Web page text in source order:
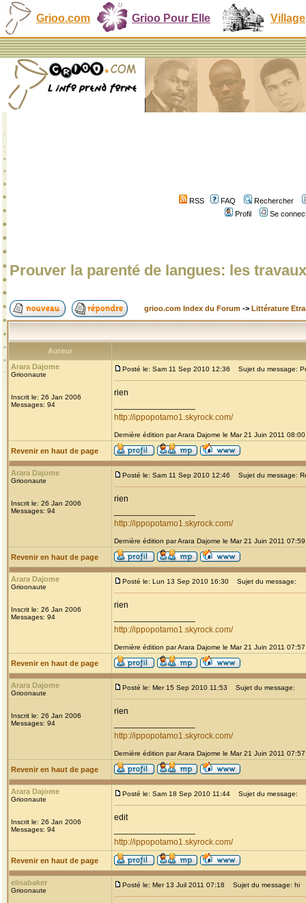
Grioo.com Grioo Pour Elle Village
RSS FAQ
Rechercher
Profil
Se
Prouver la parenté de langues: les
grioo.com Index du Forum -> Littérature
Auteur
Arara Dajome
Grioonaute
Inscrit le: 26 Jan 2006
Messages: 94
Posté le: Sam 11 Sep 2010 12:36 Sujet du message:
rien
http://ippopotamo1.skyrock.com/
Dernière édition par Arara Dajome le Mar 21 Juin 2011
Revenir en haut de page
Arara Dajome
Grioonaute
Inscrit le: 26 Jan 2006
Messages: 94
Posté le: Sam 11 Sep 2010 12:46 Sujet du message:
rien
http://ippopotamo1.skyrock.com/
Dernière édition par Arara Dajome le Mar 21 Juin 2011
Revenir en haut de page
Arara Dajome
Grioonaute
Inscrit le: 26 Jan 2006
Messages: 94
Posté le: Lun 13 Sep 2010 16:30 Sujet du message:
rien
http://ippopotamo1.skyrock.com/
Dernière édition par Arara Dajome le Mar 21 Juin 2011
Revenir en haut de page
Arara Dajome
Grioonaute
Inscrit le: 26 Jan 2006
Messages: 94
Posté le: Mer 15 Sep 2010 11:53 Sujet du message:
rien
http://ippopotamo1.skyrock.com/
Dernière édition par Arara Dajome le Mar 21 Juin 2011
Revenir en haut de page
Arara Dajome
Grioonaute
Inscrit le: 26 Jan 2006
Messages: 94
Posté le: Sam 18 Sep 2010 11:44 Sujet du message:
edit
http://ippopotamo1.skyrock.com/
Revenir en haut de page
elisabaker
Grioonaute
Posté le: Mer 13 Juil 2011 07:18 Sujet du message: hi